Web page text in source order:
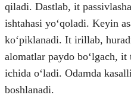
qiladi. Dastlab, it
ishtahasi yoʻqoladi. Keyin
koʻpiklanadi. It irillab,
alomatlar paydo boʻlgach,
ichida oʻladi. Odamda
boshlanadi.